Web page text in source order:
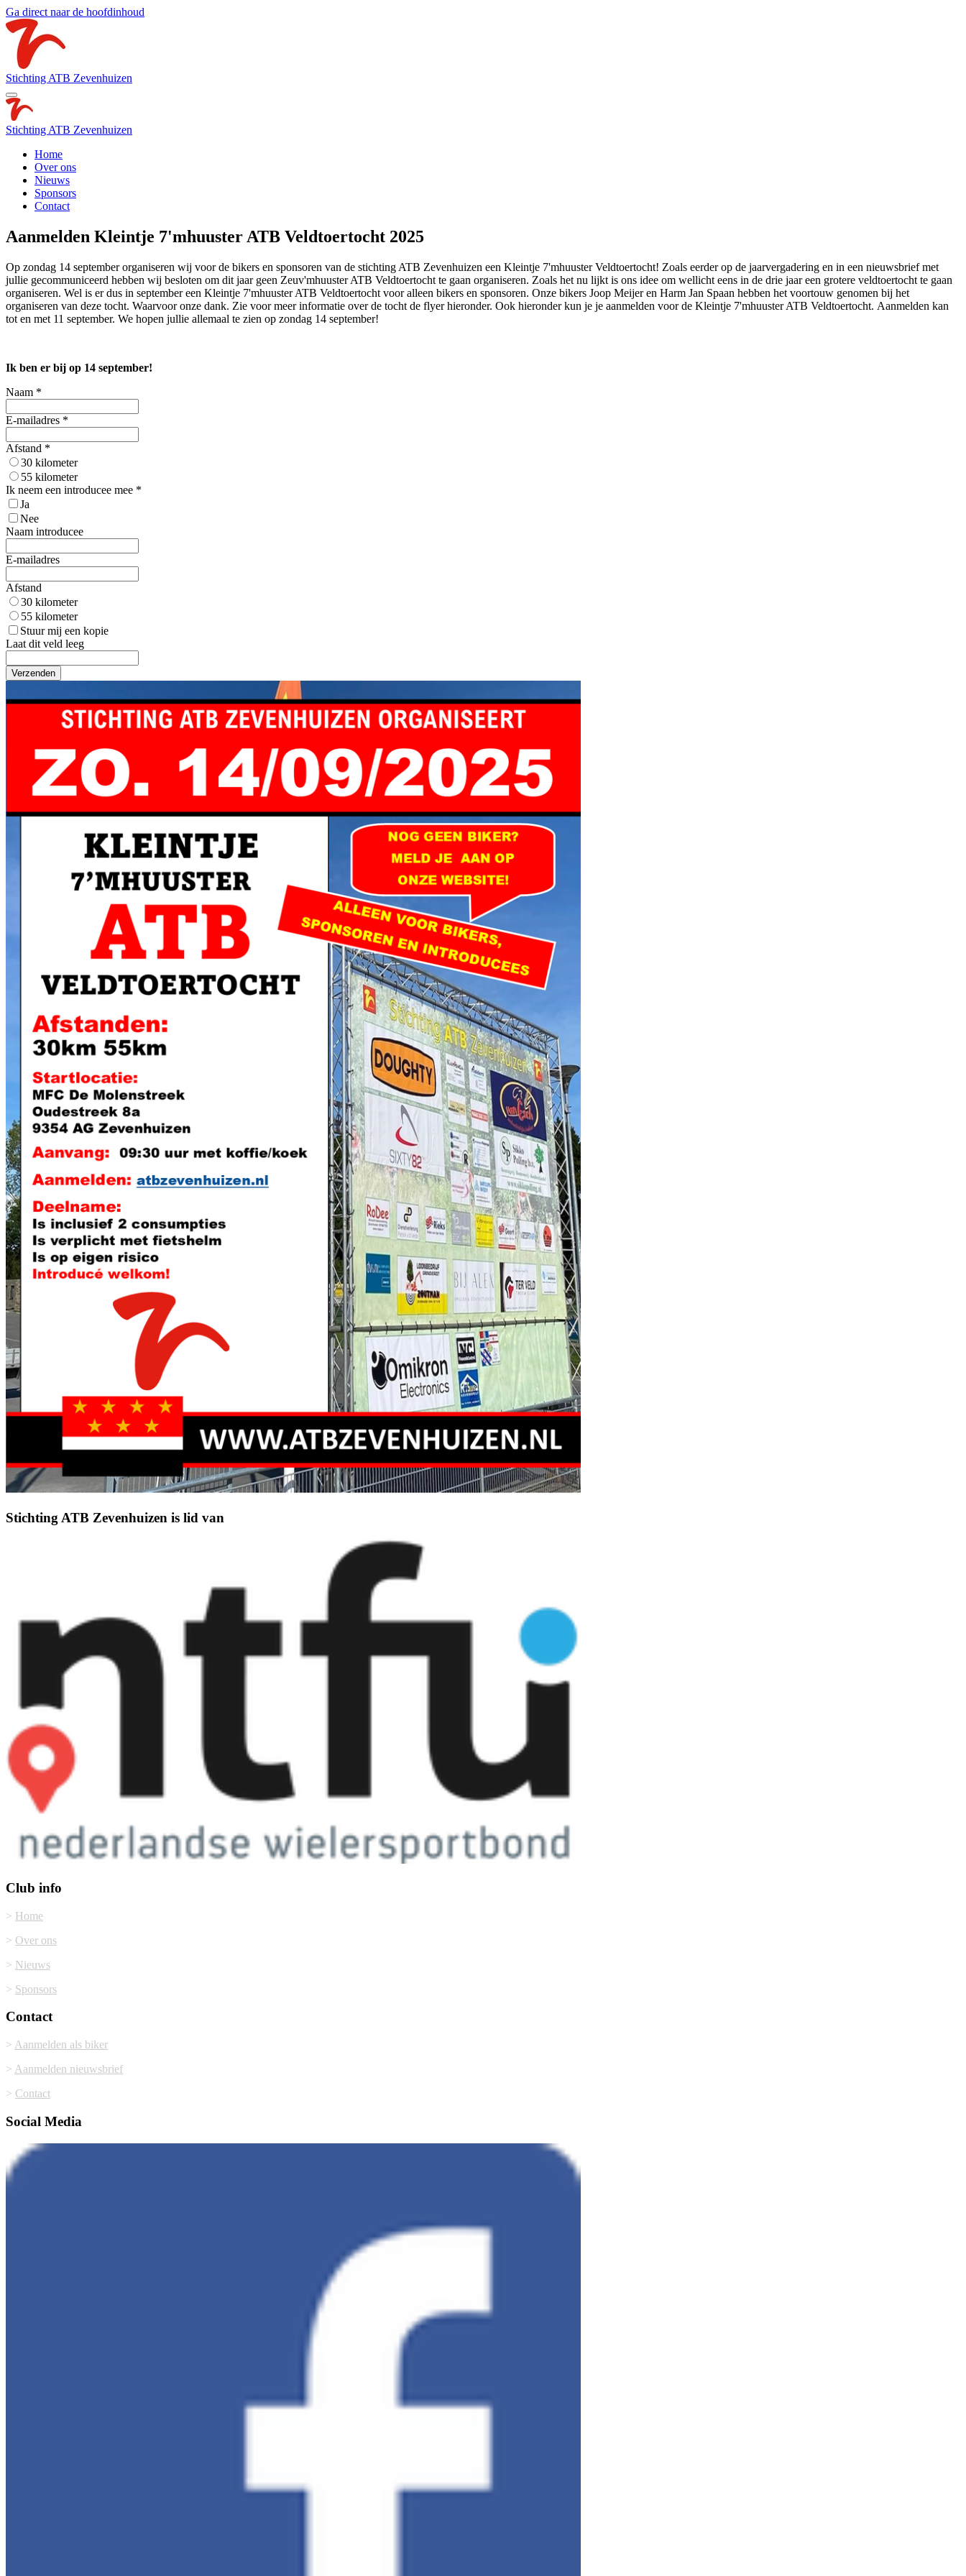
Ga direct naar de hoofdinhoud
Stichting ATB Zevenhuizen
Stichting ATB Zevenhuizen
Home
Over ons
Nieuws
Sponsors
Contact
Aanmelden Kleintje 7'mhuuster ATB Veldtoertocht 2025
Op zondag 14 september organiseren wij voor de bikers en sponsoren van de stichting ATB Zevenhuizen een Kleintje 7'mhuuster Veldtoertocht! Zoals eerder op de jaarvergadering en in een nieuwsbrief met
jullie gecommuniceerd hebben wij besloten om dit jaar geen Zeuv'mhuuster ATB Veldtoertocht te gaan organiseren. Zoals het nu lijkt is ons idee om wellicht eens in de drie jaar een grotere veldtoertocht te gaan
organiseren. Wel is er dus in september een Kleintje 7'mhuuster ATB Veldtoertocht voor alleen bikers en sponsoren. Onze bikers Joop Meijer en Harm Jan Spaan hebben het voortouw genomen bij het
organiseren van deze tocht. Waarvoor onze dank. Zie voor meer informatie over de tocht de flyer hieronder. Ook hieronder kun je je aanmelden voor de Kleintje 7'mhuuster ATB Veldtoertocht. Aanmelden kan
tot en met 11 september. We hopen jullie allemaal te zien op zondag 14 september!
Ik ben er bij op 14 september!
Naam *
E-mailadres *
Afstand *
30 kilometer
55 kilometer
Ik neem een introducee mee *
Ja
Nee
Naam introducee
E-mailadres
Afstand
30 kilometer
55 kilometer
Stuur mij een kopie
Laat dit veld leeg
Verzenden
Stichting ATB Zevenhuizen is lid van
Club info
> Home
> Over ons
> Nieuws
> Sponsors
Contact
> Aanmelden als biker
> Aanmelden nieuwsbrief
> Contact
Social Media